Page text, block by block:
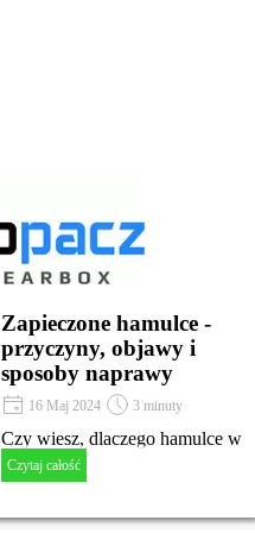
Zapieczone hamulce -
przyczyny, objawy i
sposoby naprawy
16 Maj 2024 3 minuty
Czy wiesz, dlaczego hamulce w
twoim samochodzie mogą się
objawy i sposoby naprawy w
Czytaj całość